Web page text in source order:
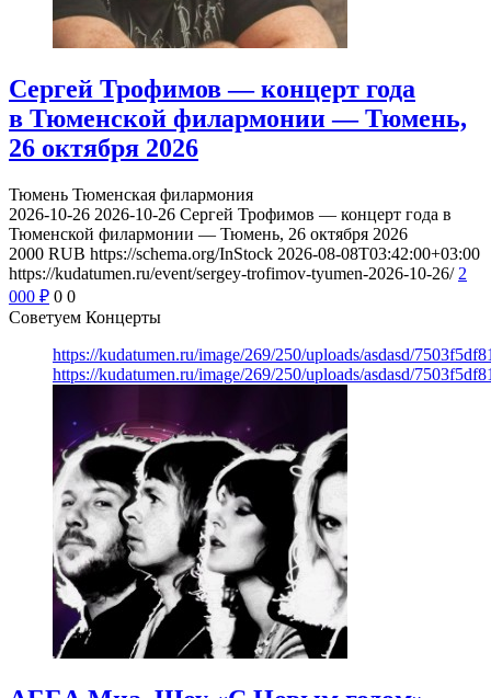
Сергей Трофимов — концерт года
в Тюменской филармонии — Тюмень,
26 октября 2026
Тюмень Тюменская филармония
2026-10-26 2026-10-26 Сергей Трофимов — концерт года в
Тюменской филармонии — Тюмень, 26 октября 2026
2000 RUB https://schema.org/InStock 2026-08-08T03:42:00+03:00
https://kudatumen.ru/event/sergey-trofimov-tyumen-2026-10-26/ 2
000 ₽ 0 0
Советуем Концерты
https://kudatumen.ru/image/269/250/uploads/asdasd/
https://kudatumen.ru/image/269/250/uploads/asdasd/